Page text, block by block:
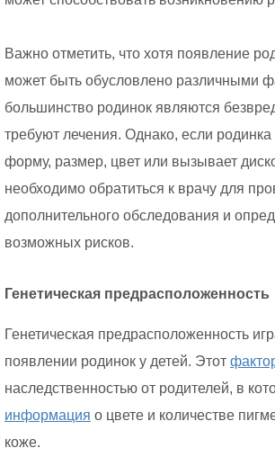
Важно отметить, что хотя появление
может быть обусловлено различными
большинство родинок являются
требуют лечения. Однако, если
форму, размер, цвет или вызывает
необходимо обратиться к врачу для
дополнительного обследования и
возможных рисков.
Генетическая предрасположенность
Генетическая предрасположенность
появлении родинок у детей. Этот
наследственностью от родителей, в
информация о цвете и количестве
коже.